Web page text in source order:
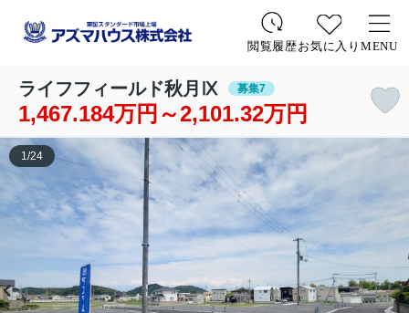
閲覧履歴お気に入り MENU
ライフフィールド秋月Ⅸ 募集7
1,467.184万円～2,101.32万円
1 /24